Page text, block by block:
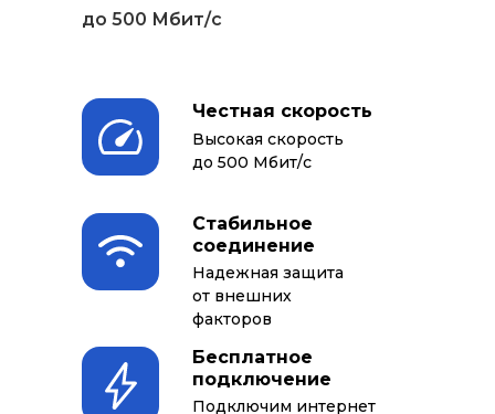
до 500 Мбит/с
Честная скорость
Высокая скорость
до 500 Мбит/с
Стабильное
соединение
Надежная защита
от внешних
факторов
Бесплатное
подключение
Подключим интернет